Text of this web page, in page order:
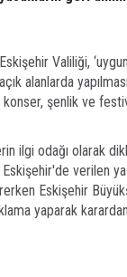
Eskişehir Valiliği,
açık alanlarda
şenlik ve
ilgi odağı olarak
verilen
Eskişehir
yaparak